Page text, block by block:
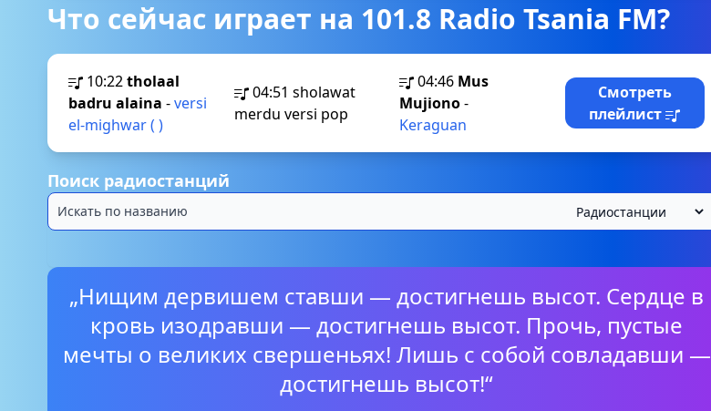
Что сейчас играет на 101.8 Radio Tsania FM?
10:22tholaal
badru alaina -versi
el-mighwar ( )
04:51 sholawat
merdu versi pop
04:46 Mus
Mujiono-
Keraguan
Смотреть
плейлист
Поиск радиостанций
„Нищим дервишем ставши — достигнешь высот. Сердце в
кровь изодравши — достигнешь высот. Прочь, пустые
мечты о великих свершеньях! Лишь с собой совладавши —
достигнешь высот!“